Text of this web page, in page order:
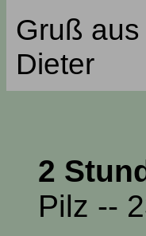
Gruß
Dieter
2
Pilz --